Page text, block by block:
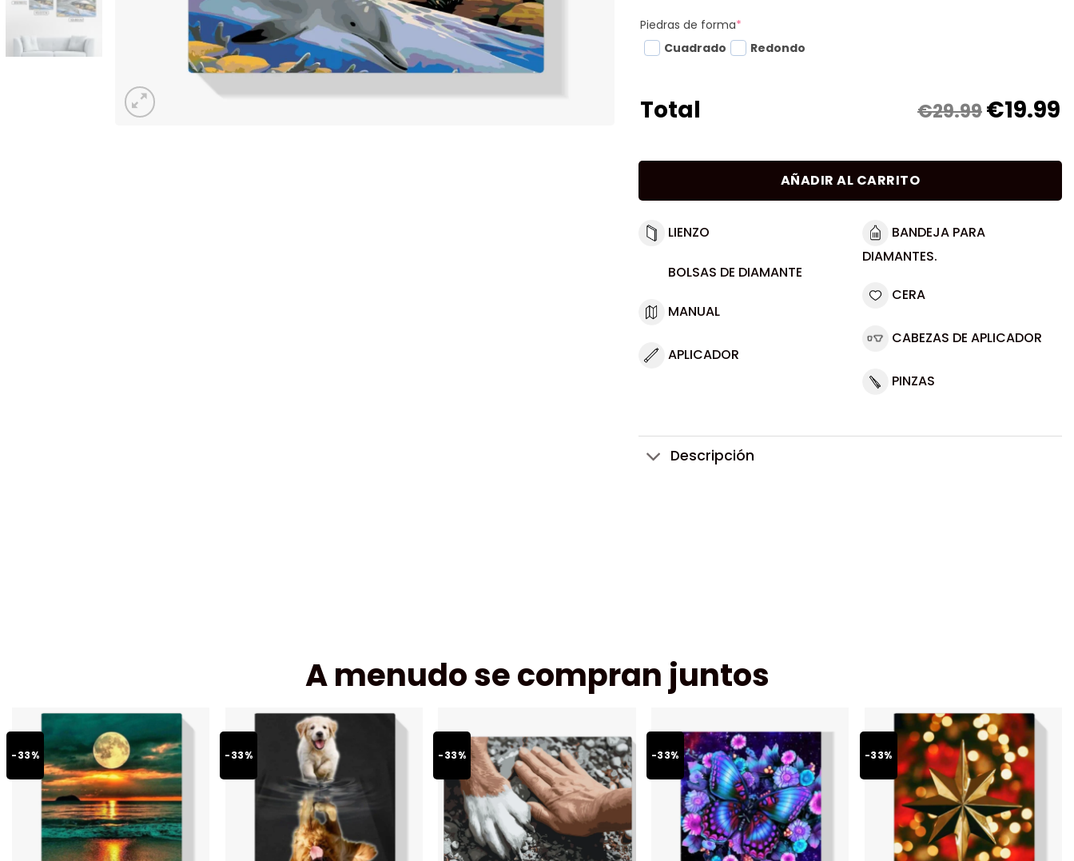
Piedras de forma*
Cuadrado
Redondo
Total €29.99€19.99
AÑADIR AL CARRITO
LIENZO
BOLSAS DE DIAMANTE
MANUAL
APLICADOR
BANDEJA PARA
DIAMANTES.
CERA
CABEZAS DE APLICADOR
PINZAS
Descripción
A menudo se compran juntos
-33% -33% -33% -33% -33%